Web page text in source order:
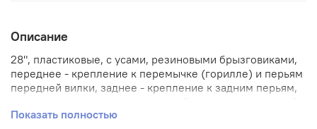
Описание
28", пластиковые, с усами, резиновыми брызговиками,
переднее - крепление к перемычке (горилле) и перьям
передней вилки, заднее - крепление к задним перьям,
трубы (у кареточного узла), ширина 60мм,Серебристые
Показать полностью